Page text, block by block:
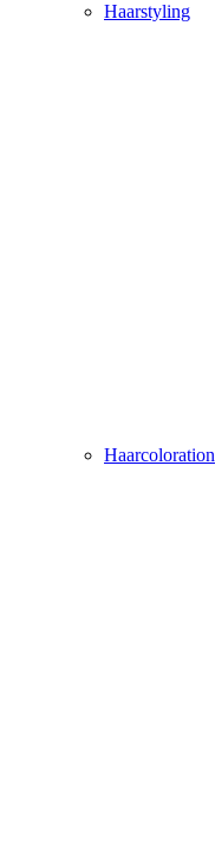
Haarstyling
Haarcoloration